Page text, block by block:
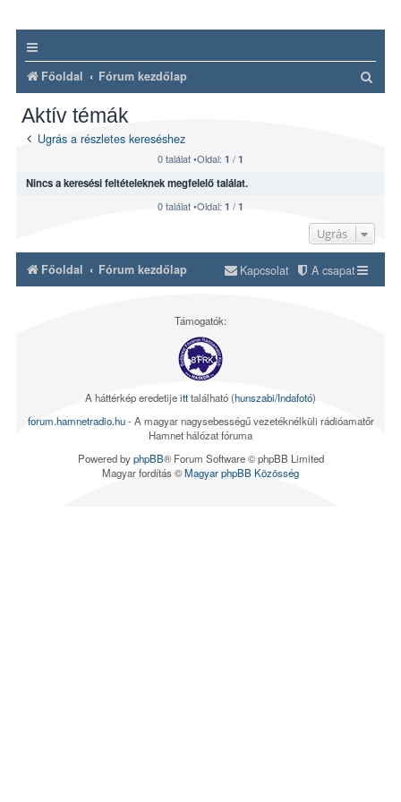
Főoldal Fórum kezdőlap
s
Aktív témák
Ugrás a részletes kereséshez
0 találat •Oldal: 1 / 1
Nincs a keresési feltételeknek megfelelő találat.
0 találat •Oldal: 1 / 1
Ugrás
Főoldal Fórum kezdőlap A csapat
Kapcsolat
Támogatók:
A háttérkép eredetijeitttalálható (hunszabi/Indafotó)
forum.hamnetradio.hu- A magyar nagysebességű vezetéknélküli rádióamatőr
Hamnet hálózat fóruma
Powered byphpBB® Forum Software © phpBB Limited
Magyar fordítás ©Magyar phpBB Közösség